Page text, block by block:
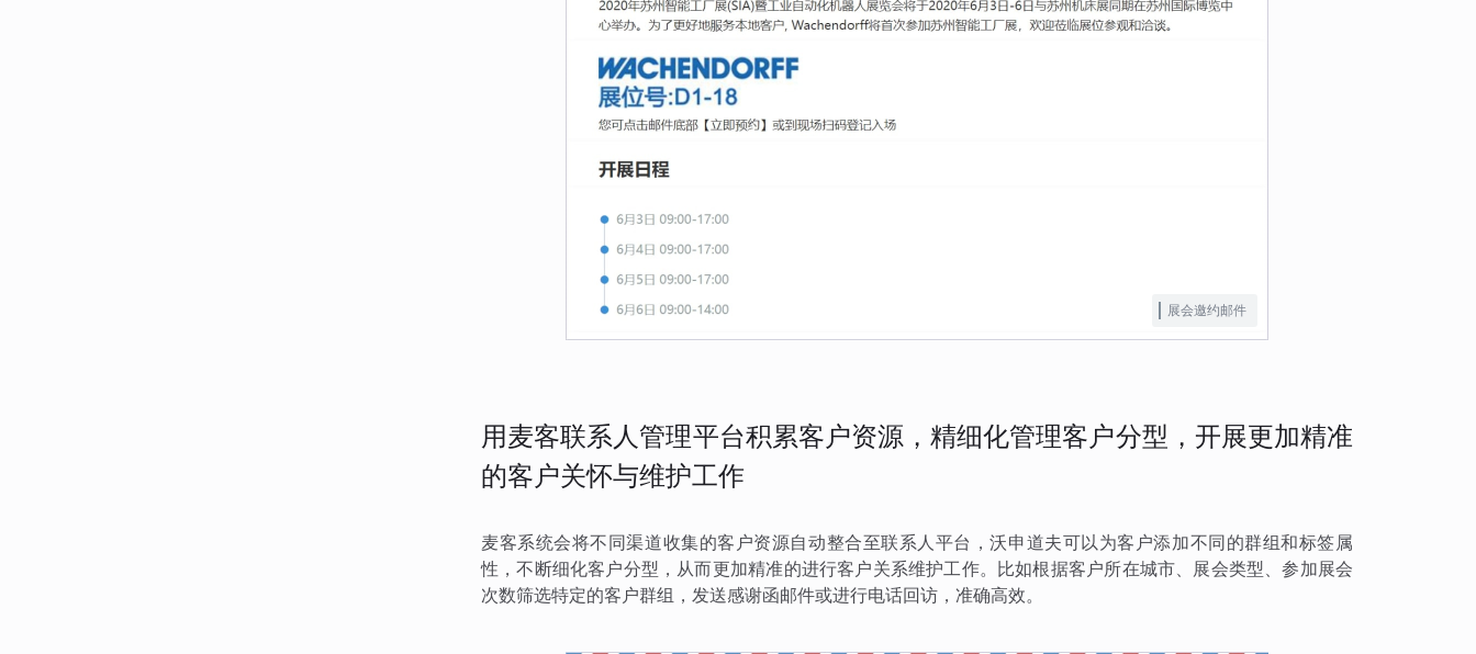
展会邀约邮件
用麦客联系人管理平台积累客户资源，精细化管理客户分型，开展更加精准
的客户关怀与维护工作
麦客系统会将不同渠道收集的客户资源自动整合至联系人平台，沃申道夫可以为客户添加不同的群组和标签属
性，不断细化客户分型，从而更加精准的进行客户关系维护工作。比如根据客户所在城市、展会类型、参加展会
次数筛选特定的客户群组，发送感谢函邮件或进行电话回访，准确高效。